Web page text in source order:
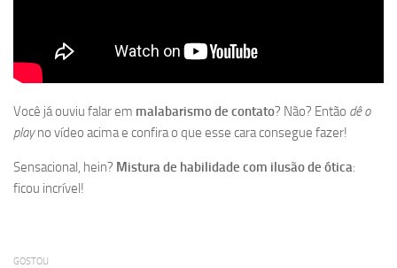
Você já ouviu falar em malabarismo de contato? Não? Então dê o
playno vídeo acima e confira o que esse cara consegue fazer!
Sensacional, hein? Mistura de habilidade com ilusão de ótica:
ficou incrível!
GOSTOU